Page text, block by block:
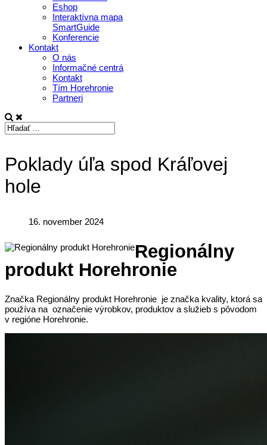
Eshop
Interaktívna mapa
SmartGuide
Konferencie
Kontakt
O nás
Informačné centrá
Kontakt
Tím Horehronie
Partneri
Poklady úľa spod Kráľovej
hole
16. november 2024
Regionálny
produkt Horehronie
Značka Regionálny produkt Horehronie je značka kvality, ktorá sa
používa na označenie výrobkov, produktov a služieb s pôvodom
v regióne Horehronie.